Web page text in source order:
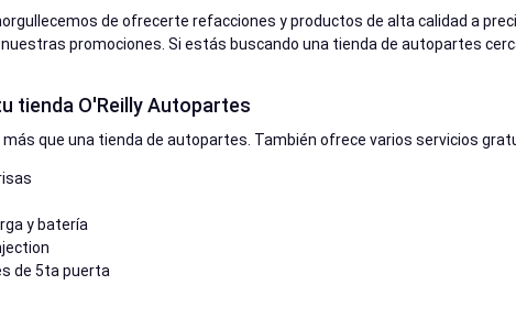
de ofrecerte refacciones y productos de alta calidad a
promociones. Si estás buscando una tienda de autopartes
tienda O'Reilly Autopartes
que una tienda de autopartes. También ofrece varios servicios
y batería
de 5ta puerta